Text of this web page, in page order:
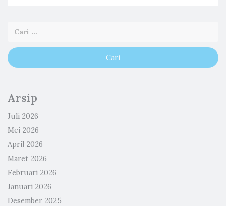
Arsip
Juli 2026
Mei 2026
April 2026
Maret 2026
Februari 2026
Januari 2026
Desember 2025